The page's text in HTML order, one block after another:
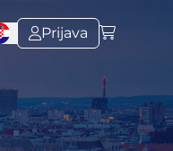
Prijava